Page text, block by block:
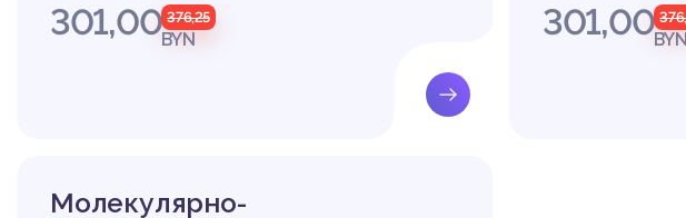
2 Исследование по выявлению факторов
301,00 376,25
BYN 301,00BYN
Молекулярно-